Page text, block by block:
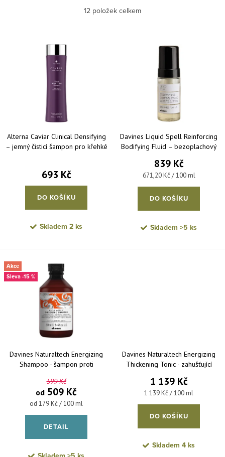
Nejprodávanější
Abecedně
12 položek celkem
Výpis produktů
Alterna Caviar Clinical Densifying
– jemný čisticí šampon pro křehké
693 Kč
DO KOŠÍKU
Skladem 2 ks
Davines Liquid Spell Reinforcing
Bodifying Fluid – bezoplachový
839 Kč
Měrná cena:
671,20 Kč / 100 ml
DO KOŠÍKU
Skladem >5 ks
Akce
-15 %
Davines Naturaltech Energizing
Shampoo - šampon proti
599 Kč
od 509 Kč
Měrná cena:
od 179 Kč / 100 ml
DETAIL
Davines Naturaltech Energizing
Thickening Tonic - zahušťující
vlasů 100 ml
1 139 Kč
Měrná cena:
1 139 Kč / 100 ml
DO KOŠÍKU
Skladem 4 ks